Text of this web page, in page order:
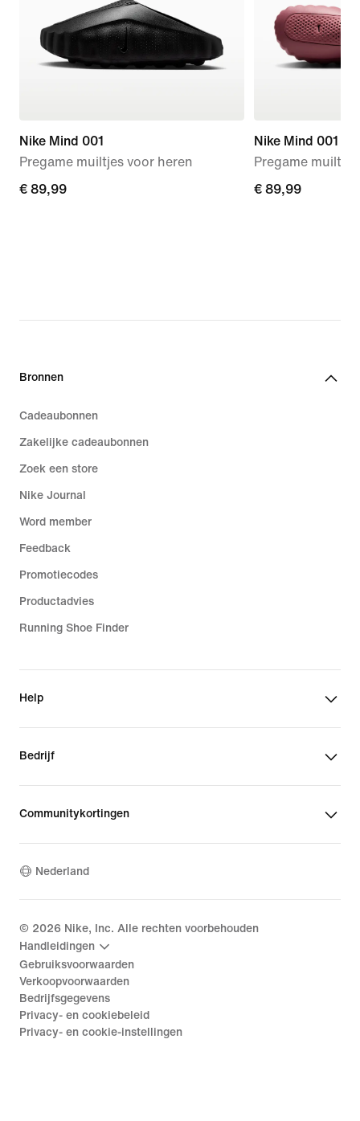
Nike Mind 001
Pregame muiltjes voor heren
€ 89,99
€ 89,99
Nike Mind 001
Pregame
€ 89,99
€ 89,99
Bronnen
Cadeaubonnen
Zakelijke cadeaubonnen
Zoek een store
Nike Journal
Word member
Feedback
Promotiecodes
Productadvies
Running Shoe Finder
Help
Bedrijf
Communitykortingen
Nederland
© 2026 Nike, Inc. Alle rechten voorbehouden
Handleidingen
Gebruiksvoorwaarden
Verkoopvoorwaarden
Bedrijfsgegevens
Privacy- en cookiebeleid
Privacy- en cookie-instellingen